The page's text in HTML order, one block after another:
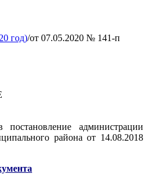
год)/от 07.05.2020 № 141-п
администрации
района от 14.08.2018